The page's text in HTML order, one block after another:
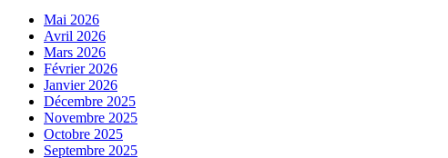
Mai 2026
Avril 2026
Mars 2026
Février 2026
Janvier 2026
Décembre 2025
Novembre 2025
Octobre 2025
Septembre 2025